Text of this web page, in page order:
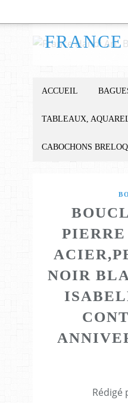
ACCUEIL
TABLEAUX,
CABOCHONS
NOIR
Rédigé